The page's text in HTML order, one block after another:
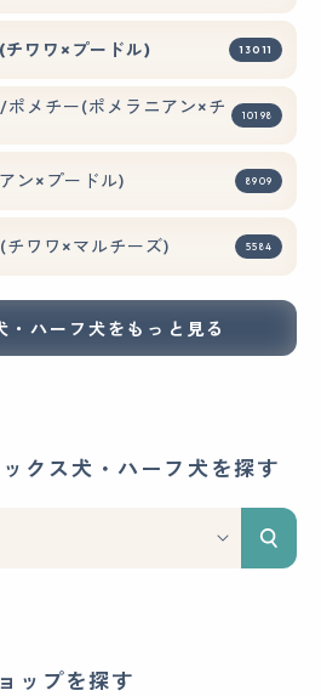
ワワ×プードル) 13011
メチー(ポメラニアン×チ 10198
ン×プードル) 8909
ワワ×マルチーズ) 5584
・ハーフ犬をもっと見る
クス犬・ハーフ犬を探す
ップを探す